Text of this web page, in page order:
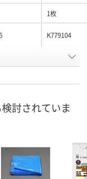
1枚
K779104
討されていま